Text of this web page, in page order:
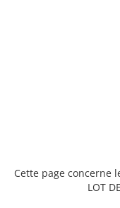
Cette page concerne
LOT